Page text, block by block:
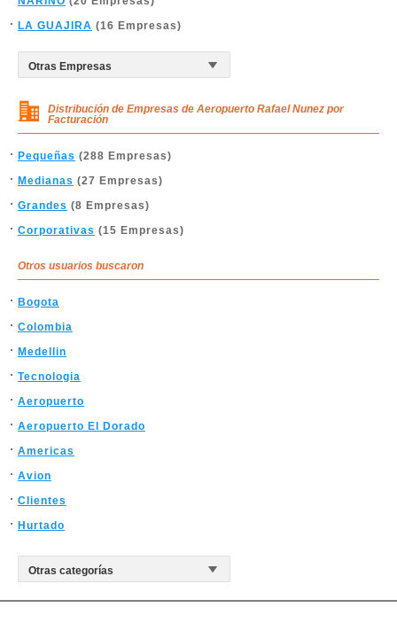
LA GUAJIRA (16 Empresas)
Distribución de Empresas de Aeropuerto Rafael Nunez por
Facturación
Pequeñas (288 Empresas)
Medianas (27 Empresas)
Grandes (8 Empresas)
Corporativas (15 Empresas)
Otros usuarios buscaron
Bogota
Colombia
Medellin
Tecnologia
Aeropuerto
Aeropuerto El Dorado
Americas
Avion
Clientes
Hurtado